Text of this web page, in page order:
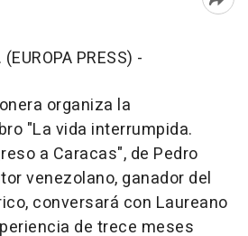
PRESS) -
organiza la
"La vida interrumpida.
a Caracas", de Pedro
venezolano, ganador del
conversará con Laureano
de trece meses